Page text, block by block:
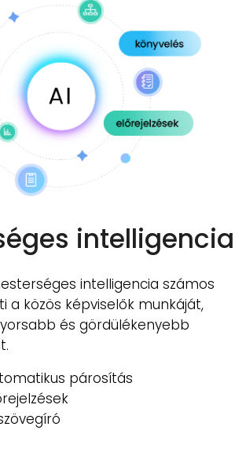
intelligencia
intelligencia számos
a közös képviselők munkáját,
és gördülékenyebb
párosítás